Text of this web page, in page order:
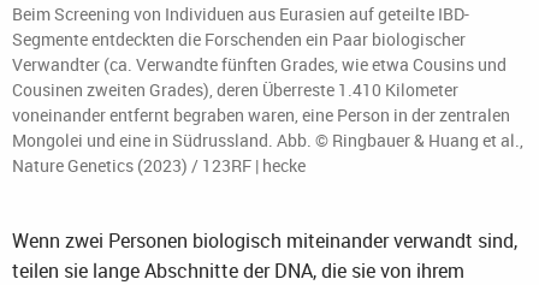
Beim Screening von Individuen aus Eurasien auf geteilte IBD-
Segmente entdeckten die Forschenden ein Paar biologischer
Verwandter (ca. Verwandte fünften Grades, wie etwa Cousins und
Cousinen zweiten Grades), deren Überreste 1.410 Kilometer
voneinander entfernt begraben waren, eine Person in der zentralen
Mongolei und eine in Südrussland. Abb. © Ringbauer & Huang et al.,
Nature Genetics (2023) / 123RF | hecke
Wenn zwei Personen biologisch miteinander verwandt sind,
teilen sie lange Abschnitte der DNA, die sie von ihrem